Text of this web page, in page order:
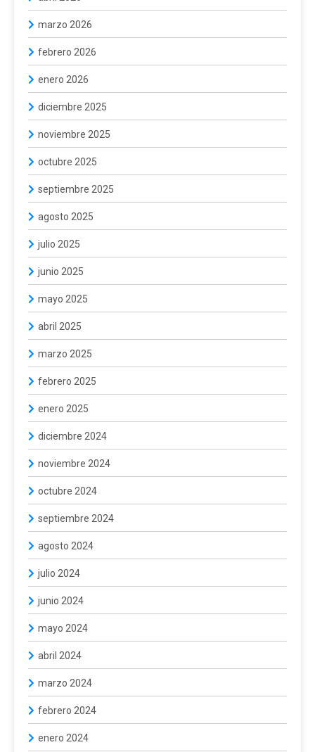
marzo 2026
febrero 2026
enero 2026
diciembre 2025
noviembre 2025
octubre 2025
septiembre 2025
agosto 2025
julio 2025
junio 2025
mayo 2025
abril 2025
marzo 2025
febrero 2025
enero 2025
diciembre 2024
noviembre 2024
octubre 2024
septiembre 2024
agosto 2024
julio 2024
junio 2024
mayo 2024
abril 2024
marzo 2024
febrero 2024
enero 2024